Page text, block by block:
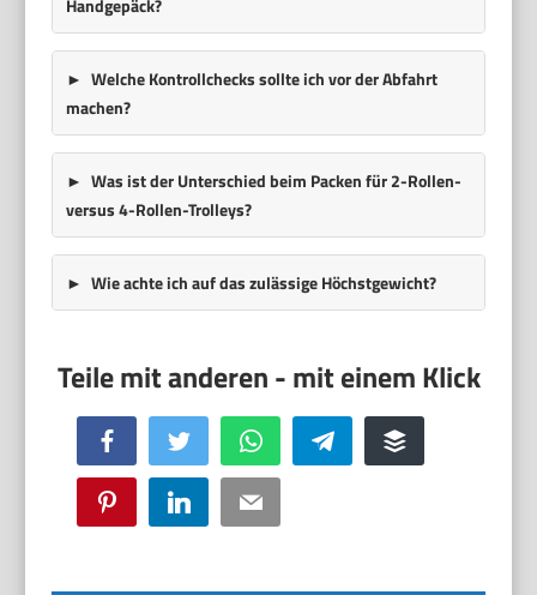
Welche Kontrollchecks sollte ich vor der Abfahrt
machen?
Was ist der Unterschied beim Packen für 2-Rollen-
versus 4-Rollen-Trolleys?
Wie achte ich auf das zulässige Höchstgewicht?
Facebook Twitter WhatsApp Telegram Buffer
Pinterest LinkedIn Email